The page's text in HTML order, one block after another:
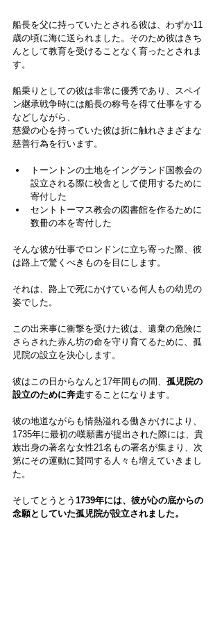
船長を父に持っていたとされる彼は、わずか11
歳の頃に海に送られました。そのため彼はきち
んとして教育を受けることなく育ったとされま
す。
船乗りとしての彼は非常に優秀であり、スペイ
ン継承戦争時には船長の称号を得て仕事をする
などしながら、
慈愛の心を持っていた彼は折に触れさまざまな
慈善行為を行います。
トーントンの土地をイングランド国教会の
設立される際に校舎として使用するために
寄付した
セントトーマス教会の図書館を作るために
数冊の本を寄付した
そんな彼が仕事でロンドンに立ち寄った際、彼
は路上で驚くべきものを目にします。
それは、路上で死にかけている何人もの幼児の
姿でした。
この出来事に衝撃を受けた彼は、遺棄の危険に
さらされた赤ん坊の命を守り育てるために、孤
児院の設立を決心します。
彼はこの日からなんと17年間もの間、 孤児院の
設立のために奔走することになります。
彼の地道ながらも情熱溢れる働きかけにより、
1735年に最初の嘆願書が提出された際には、貴
族出身の著名な女性21名もの署名が集まり、次
第にその運動に賛同する人々も増えていきまし
た。
そしてとうとう 1739年には、彼が心の底からの
念願としていた孤児院が設立されました。